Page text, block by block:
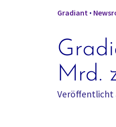
Gradiant •
Mrd.
Veröffentlicht